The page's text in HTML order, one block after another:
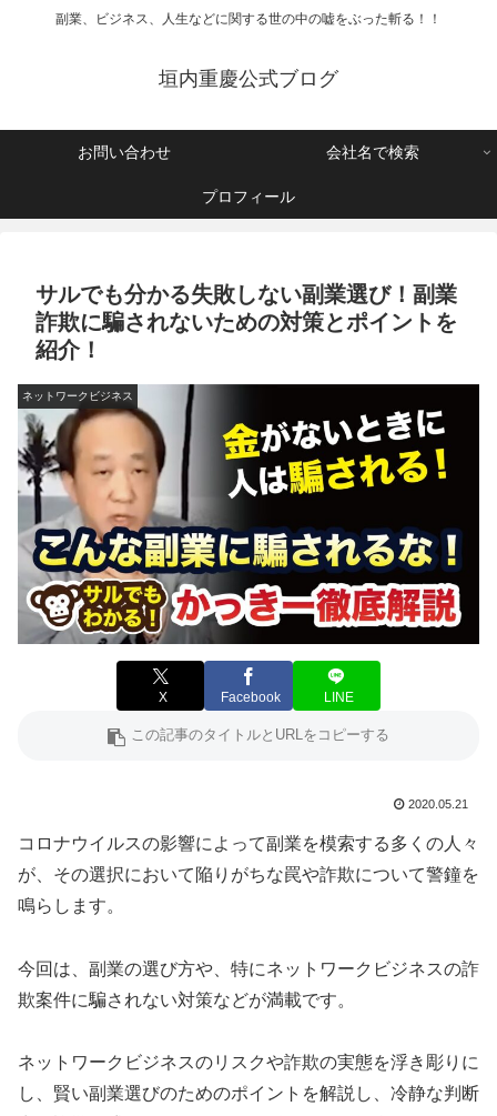
副業、ビジネス、人生などに関する世の中の嘘をぶった斬る！！
垣内重慶公式ブログ
お問い合わせ 会社名で検索
プロフィール
サルでも分かる失敗しない副業選び！副業
詐欺に騙されないための対策とポイントを
紹介！
ネットワークビジネス
X Facebook LINE
2020.05.21
コロナウイルスの影響によって副業を模索する多くの人々
が、その選択において陥りがちな罠や詐欺について警鐘を
鳴らします。
今回は、副業の選び方や、特にネットワークビジネスの詐
欺案件に騙されない対策などが満載です。
ネットワークビジネスのリスクや詐欺の実態を浮き彫りに
し、賢い副業選びのためのポイントを解説し、冷静な判断